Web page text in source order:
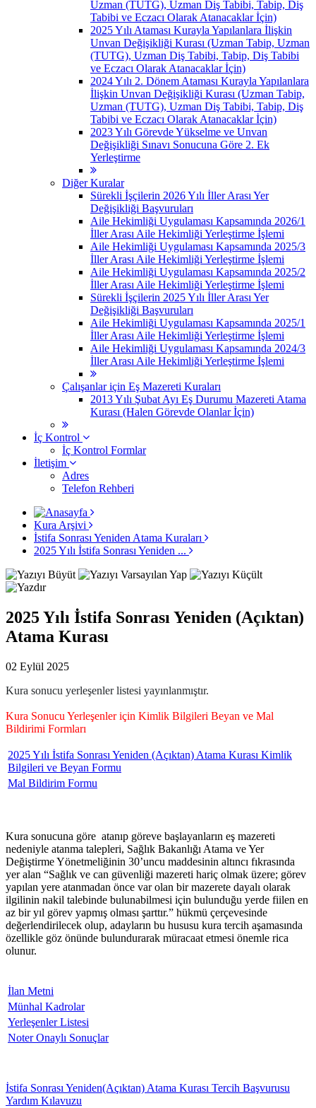
Uzman (TUTG), Uzman Diş Tabibi, Tabip, Diş
Tabibi ve Eczacı Olarak Atanacaklar İçin)
2025 Yılı Ataması Kurayla Yapılanlara İlişkin
Unvan Değişikliği Kurası (Uzman Tabip, Uzman
(TUTG), Uzman Diş Tabibi, Tabip, Diş Tabibi
ve Eczacı Olarak Atanacaklar İçin)
2024 Yılı 2. Dönem Ataması Kurayla Yapılanlara
İlişkin Unvan Değişikliği Kurası (Uzman Tabip,
Uzman (TUTG), Uzman Diş Tabibi, Tabip, Diş
Tabibi ve Eczacı Olarak Atanacaklar İçin)
2023 Yılı Görevde Yükselme ve Unvan
Değişikliği Sınavı Sonucuna Göre 2. Ek
Yerleştirme
Diğer Kuralar
Sürekli İşçilerin 2026 Yılı İller Arası Yer
Değişikliği Başvuruları
Aile Hekimliği Uygulaması Kapsamında 2026/1
İller Arası Aile Hekimliği Yerleştirme İşlemi
Aile Hekimliği Uygulaması Kapsamında 2025/3
İller Arası Aile Hekimliği Yerleştirme İşlemi
Aile Hekimliği Uygulaması Kapsamında 2025/2
İller Arası Aile Hekimliği Yerleştirme İşlemi
Sürekli İşçilerin 2025 Yılı İller Arası Yer
Değişikliği Başvuruları
Aile Hekimliği Uygulaması Kapsamında 2025/1
İller Arası Aile Hekimliği Yerleştirme İşlemi
Aile Hekimliği Uygulaması Kapsamında 2024/3
İller Arası Aile Hekimliği Yerleştirme İşlemi
Çalışanlar için Eş Mazereti Kuraları
2013 Yılı Şubat Ayı Eş Durumu Mazereti Atama
Kurası (Halen Görevde Olanlar İçin)
İç Kontrol
İç Kontrol Formlar
İletişim
Adres
Telefon Rehberi
Kura Arşivi
İstifa Sonrası Yeniden Atama Kuraları
2025 Yılı İstifa Sonrası Yeniden ...
2025 Yılı İstifa Sonrası Yeniden (Açıktan)
Atama Kurası
02 Eylül 2025
Kura sonucu yerleşenler listesi yayınlanmıştır.
Kura Sonucu Yerleşenler için Kimlik Bilgileri Beyan ve Mal
Bildirimi Formları
2025 Yılı İstifa Sonrası Yeniden (Açıktan) Atama Kurası Kimlik
Bilgileri ve Beyan Formu
Mal Bildirim Formu
Kura sonucuna göre atanıp göreve başlayanların eş mazereti
nedeniyle atanma talepleri, Sağlık Bakanlığı Atama ve Yer
Değiştirme Yönetmeliğinin 30’uncu maddesinin altıncı fıkrasında
yer alan “Sağlık ve can güvenliği mazereti hariç olmak üzere; görev
yapılan yere atanmadan önce var olan bir mazerete dayalı olarak
ilgilinin nakil talebinde bulunabilmesi için bulunduğu yerde fiilen en
az bir yıl görev yapmış olması şarttır.” hükmü çerçevesinde
değerlendirilecek olup, adayların bu hususu kura tercih aşamasında
özellikle göz önünde bulundurarak müracaat etmesi önemle rica
olunur.
İlan Metni
Münhal Kadrolar
Yerleşenler Listesi
Noter Onaylı Sonuçlar
İstifa Sonrası Yeniden(Açıktan) Atama Kurası Tercih Başvurusu
Yardım Kılavuzu